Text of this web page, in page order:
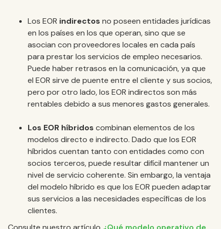
Los EOR indirectos no poseen entidades jurídicas
en los países en los que operan, sino que se
asocian con proveedores locales en cada país
para prestar los servicios de empleo necesarios.
Puede haber retrasos en la comunicación, ya que
el EOR sirve de puente entre el cliente y sus socios,
pero por otro lado, los EOR indirectos son más
rentables debido a sus menores gastos generales.
Los EOR híbridos combinan elementos de los
modelos directo e indirecto. Dado que los EOR
híbridos cuentan tanto con entidades como con
socios terceros, puede resultar difícil mantener un
nivel de servicio coherente. Sin embargo, la ventaja
del modelo híbrido es que los EOR pueden adaptar
sus servicios a las necesidades específicas de los
clientes.